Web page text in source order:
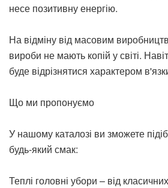
несе позитивну енергію.
На відміну від масовим
вироби не мають копій у світі.
буде відрізнятися характером
Що ми пропонуємо
У нашому каталозі ви зможете
будь-який смак:
Теплі головні убори – від